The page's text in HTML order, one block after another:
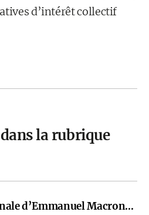
d’intérêt collectif
la rubrique
d’Emmanuel Macron…